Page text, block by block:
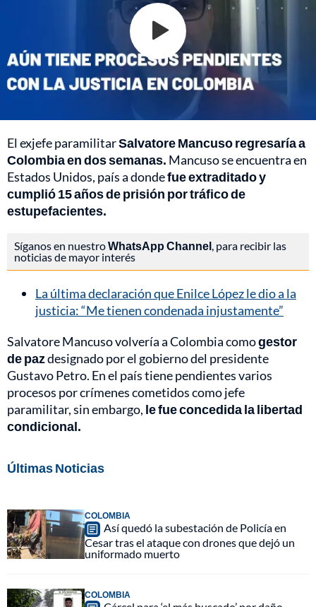
El exjefe paramilitarSalvatore Mancuso regresaría a
Colombia en dos semanas. Mancuso se encuentra en
Estados Unidos, país a dondefue extraditado y
cumplió 15 años de prisión por tráfico de
estupefacientes.
Síganos en nuestroWhatsApp Channel , para recibir las
noticias de mayor interés
La última declaración que Enilce López le dio a la
justicia: “Me tienen condenada injustamente”
Salvatore Mancuso volvería a Colombia comogestor
de pazdesignado por el gobierno del presidente
Gustavo Petro. En el país tiene pendientes varios
procesos por crímenes cometidos como jefe
paramilitar, sin embargo, le fue concedida la libertad
condicional.
Últimas Noticias
COLOMBIA
Así quedó la subestación de Policía en
Cesar tras el ataque con drones que dejó un
uniformado muerto
COLOMBIA